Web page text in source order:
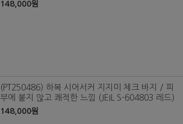
148,000원
(PT250486) 하복 시어서커 지지미 체크 바지 / 피
부에 붙지 않고 쾌적한 느낌 (JEIL S-604803 레드)
148,000원